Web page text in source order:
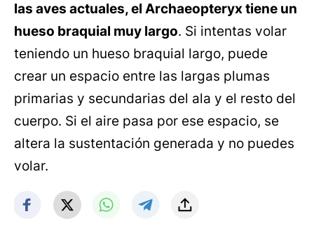
las aves actuales, el Archaeopteryx tiene un
hueso braquial muy largo. Si intentas volar
teniendo un hueso braquial largo, puede
crear un espacio entre las largas plumas
primarias y secundarias del ala y el resto del
cuerpo. Si el aire pasa por ese espacio, se
altera la sustentación generada y no puedes
volar.